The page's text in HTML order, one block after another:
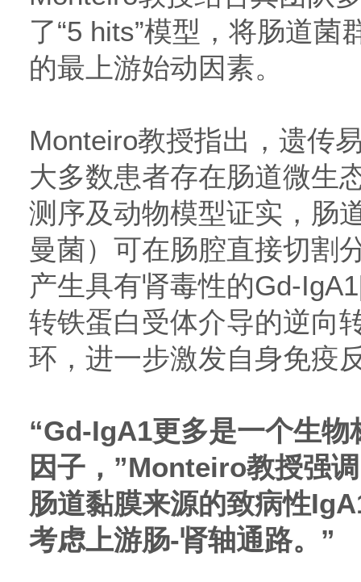
了“5 hits”模型，将肠道菌
的最上游始动因素。
Monteiro教授指出，遗传
大多数患者存在肠道微生
测序及动物模型证实，肠
曼菌）可在肠腔直接切割
产生具有肾毒性的Gd-
转铁蛋白受体介导的逆向
环，进一步激发自身免疫
“Gd-IgA1更多是一个生
因子，”Monteiro教授强
肠道黏膜来源的致病性
考虑上游肠-肾轴通路。”